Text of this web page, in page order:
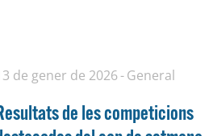
de gener de 2026 General
de les competicions